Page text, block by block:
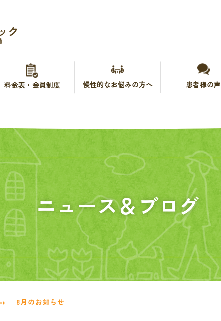
ク
料金表・会員制度 慢性的なお悩みの方へ 患者様の声
ニュース＆ブログ
8月のお知らせ